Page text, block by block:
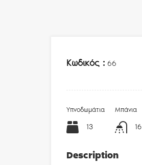
Κωδικός : 66
Υπνοδωμάτια
13
Μπάνια
16
Description